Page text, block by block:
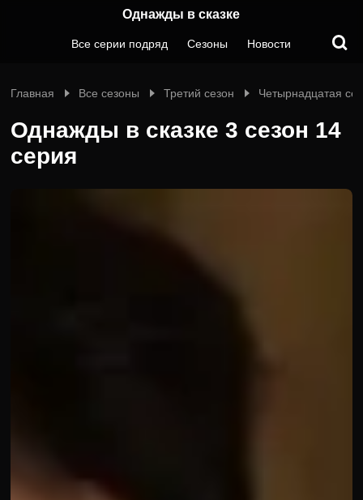
Однажды в сказке
Все серии подряд Сезоны Новости
Главная Все сезоны Третий сезон Четырнадцатая
Однажды в сказке 3 сезон 14
серия